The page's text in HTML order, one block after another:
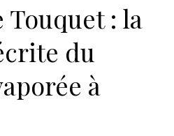
Touquet : la
du
à